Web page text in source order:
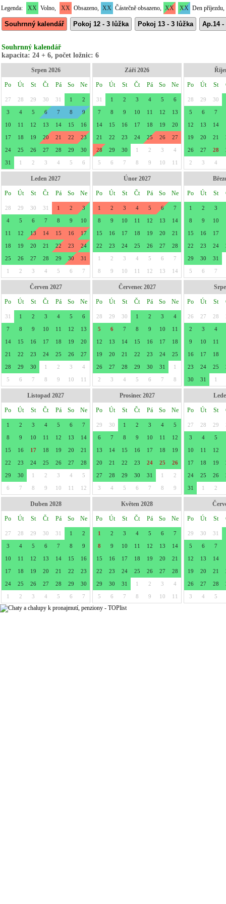
Legenda: XX Volno, XX Obsazeno, XX Částečně obsazeno, XX XX Den příjezdu,
Souhrnný kalendář Pokoj 12 - 3 lůžka Pokoj 13 - 3 lůžka Ap.14
Souhrnný kalendář
kapacita: 24 + 6, počet ložnic: 6
Srpen 2026
Po Út St Čt Pá So Ne
27 28 29 30 31 1 2
3 4 5 6 7 8 9
10 11 12 13 14 15 16
17 18 19 20 21 22 23
24 25 26 27 28 29 30
31 1 2 3 4 5 6
Září 2026
Po Út St Čt Pá So Ne
31 1 2 3 4 5 6
7 8 9 10 11 12 13
14 15 16 17 18 19 20
21 22 23 24 25 26 27
28 29 30 1 2 3 4
5 6 7 8 9 10 11
Po Út St
28 29 30
5 6 7
12 13 14
19 20 21
26 27 28
2 3 4
Leden 2027
Po Út St Čt Pá So Ne
28 29 30 31 1 2 3
4 5 6 7 8 9 10
11 12 13 14 15 16 17
18 19 20 21 22 23 24
25 26 27 28 29 30 31
1 2 3 4 5 6 7
Únor 2027
Po Út St Čt Pá So Ne
1 2 3 4 5 6 7
8 9 10 11 12 13 14
15 16 17 18 19 20 21
22 23 24 25 26 27 28
1 2 3 4 5 6 7
8 9 10 11 12 13 14
Po Út St
1 2 3
8 9 10
15 16 17
22 23 24
29 30 31
5 6 7
Červen 2027
Po Út St Čt Pá So Ne
31 1 2 3 4 5 6
7 8 9 10 11 12 13
14 15 16 17 18 19 20
21 22 23 24 25 26 27
28 29 30 1 2 3 4
5 6 7 8 9 10 11
Červenec 2027
Po Út St Čt Pá So Ne
28 29 30 1 2 3 4
5 6 7 8 9 10 11
12 13 14 15 16 17 18
19 20 21 22 23 24 25
26 27 28 29 30 31 1
2 3 4 5 6 7 8
Po Út St
26 27 28
2 3 4
9 10 11
16 17 18
23 24 25
30 31 1
Listopad 2027
Po Út St Čt Pá So Ne
1 2 3 4 5 6 7
8 9 10 11 12 13 14
15 16 17 18 19 20 21
22 23 24 25 26 27 28
29 30 1 2 3 4 5
6 7 8 9 10 11 12
Prosinec 2027
Po Út St Čt Pá So Ne
29 30 1 2 3 4 5
6 7 8 9 10 11 12
13 14 15 16 17 18 19
20 21 22 23 24 25 26
27 28 29 30 31 1 2
3 4 5 6 7 8 9
Po Út St
27 28 29
3 4 5
10 11 12
17 18 19
24 25 26
31 1 2
Duben 2028
Po Út St Čt Pá So Ne
27 28 29 30 31 1 2
3 4 5 6 7 8 9
10 11 12 13 14 15 16
17 18 19 20 21 22 23
24 25 26 27 28 29 30
1 2 3 4 5 6 7
Květen 2028
Po Út St Čt Pá So Ne
1 2 3 4 5 6 7
8 9 10 11 12 13 14
15 16 17 18 19 20 21
22 23 24 25 26 27 28
29 30 31 1 2 3 4
5 6 7 8 9 10 11
Po Út St
29 30 31
5 6 7
12 13 14
19 20 21
26 27 28
3 4 5